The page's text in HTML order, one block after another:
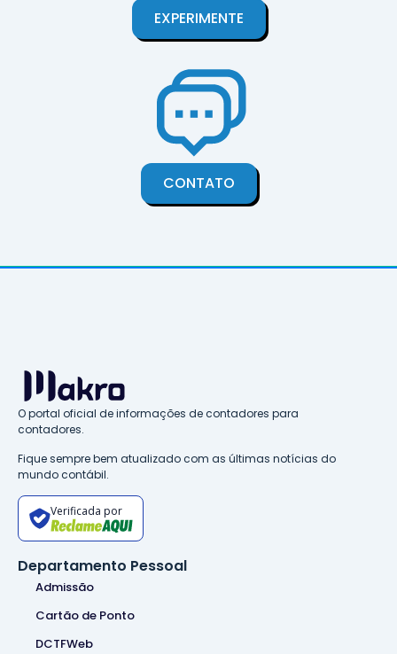
EXPERIMENTE
CONTATO
O portal oficial de informações de contadores para
contadores.
Fique sempre bem atualizado com as últimas notícias do
mundo contábil.
Verificada por
Departamento Pessoal
Admissão
Cartão de Ponto
DCTFWeb